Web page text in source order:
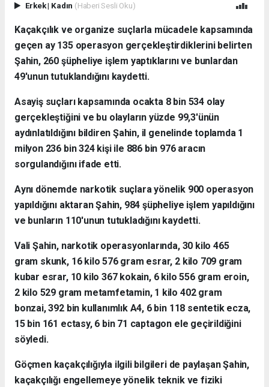
Erkek| Kadın (Haberi Sesli Oku)
Kaçakçılık ve organize suçlarla mücadele kapsamında
geçen ay 135 operasyon gerçekleştirdiklerini belirten
Şahin, 260 şüpheliye işlem yaptıklarını ve bunlardan
49'unun tutuklandığını kaydetti.
Asayiş suçları kapsamında ocakta 8 bin 534 olay
gerçekleştiğini ve bu olayların yüzde 99,3'ünün
aydınlatıldığını bildiren Şahin, il genelinde toplamda 1
milyon 236 bin 324 kişi ile 886 bin 976 aracın
sorgulandığını ifade etti.
Aynı dönemde narkotik suçlara yönelik 900 operasyon
yapıldığını aktaran Şahin, 984 şüpheliye işlem yapıldığını
ve bunların 110'unun tutukladığını kaydetti.
Vali Şahin, narkotik operasyonlarında, 30 kilo 465
gram skunk, 16 kilo 576 gram esrar, 2 kilo 709 gram
kubar esrar, 10 kilo 367 kokain, 6 kilo 556 gram eroin,
2 kilo 529 gram metamfetamin, 1 kilo 402 gram
bonzai, 392 bin kullanımlık A4, 6 bin 118 sentetik ecza,
15 bin 161 ectasy, 6 bin 71 captagon ele geçirildiğini
söyledi.
Göçmen kaçakçılığıyla ilgili bilgileri de paylaşan Şahin,
kaçakçılığı engellemeye yönelik teknik ve fiziki